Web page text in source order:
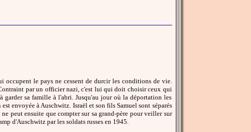
le pays ne cessent de durcir les conditions de vie.
par un officier nazi, c'est lui qui doit choisir ceux qui
sa famille à l'abri. Jusqu'au jour où la déportation les
envoyée à Auschwitz. Israël et son fils Samuel sont séparés
peut ensuite que compter sur sa grand-père pour veiller sur
d'Auschwitz par les soldats russes en 1945.